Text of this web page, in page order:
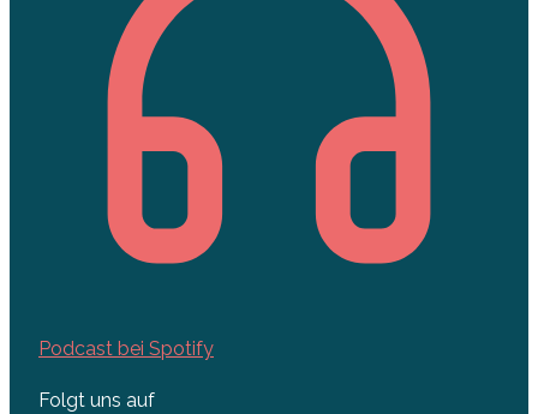
Podcast bei Spotify
Folgt uns auf